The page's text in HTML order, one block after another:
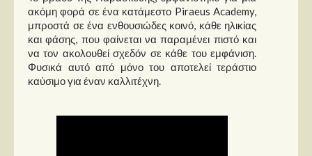
Νέα
Στήλες
Polls
ακόμη φορά σε ένα κατάμεστο Piraeus Academy,
μπροστά σε ένα ενθουσιώδες κοινό, κάθε ηλικίας
και φάσης, που φαίνεται να παραμένει πιστό και
να τον ακολουθεί σχεδόν σε κάθε του εμφάνιση.
Φυσικά αυτό από μόνο του αποτελεί τεράστιο
καύσιμο για έναν καλλιτέχνη.